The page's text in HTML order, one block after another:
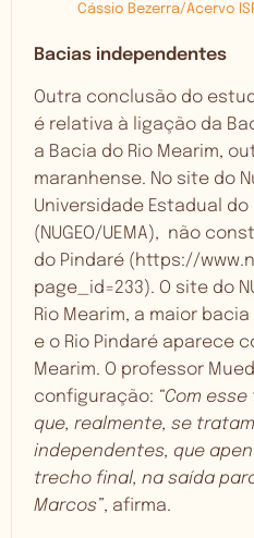
Cássio Bezerra/Acervo
Bacias independentes
Outra conclusão do
é relativa à ligação da
a Bacia do Rio Mearim,
maranhense. No site do
Universidade Estadual
(NUGEO/UEMA), não
do Pindaré (https://
page_id=233). O site do
Rio Mearim, a maior
e o Rio Pindaré aparece
Mearim. O professor
configuração: “Com
que, realmente, se
independentes, que
trecho final, na saída
Marcos”, afirma.